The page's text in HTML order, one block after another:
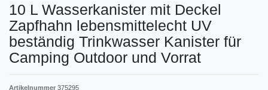
10 L Wasserkanister mit Deckel
Zapfhahn lebensmittelecht UV
beständig Trinkwasser Kanister für
Camping Outdoor und Vorrat
Artikelnummer 375295